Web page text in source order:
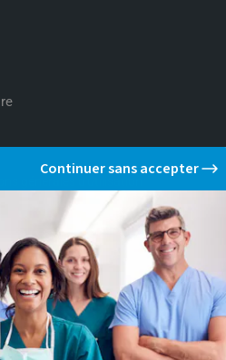
des données personnelles